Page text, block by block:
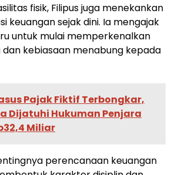
fisik, Filipus juga menekankan
keuangan sejak dini. Ia mengajak
untuk mulai memperkenalkan
dan kebiasaan menabung kepada
Pajak Fiktif Terbongkar,
Dijatuhi Hukuman Penjara
Miliar
perencanaan keuangan